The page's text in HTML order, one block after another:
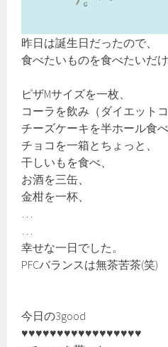
昨日は誕生日だったので、
食べたいものを食べたいだ
ピザMサイズを一枚、
コーラを飲み（ダイエット
チーズケーキを半ホール食べ
チョコを一箱とちょっと、
干しいもを食べ、
お酒を三缶、
金柑を一杯、
…
…
幸せな一日でした。
PFCバランスは無茶苦茶(笑)
今日の3good
♥♥♥♥♥♥♥♥♥♥♥♥♥♥♥♥♥